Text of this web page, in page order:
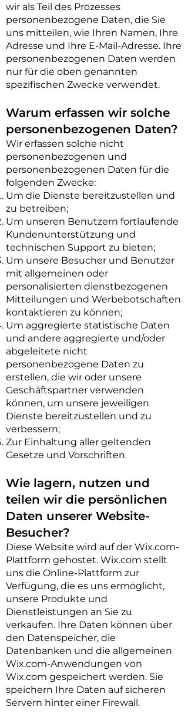
wir als Teil des Prozesses
personenbezogene Daten, die Sie
uns mitteilen, wie Ihren Namen, Ihre
Adresse und Ihre E-Mail-Adresse. Ihre
personenbezogenen Daten werden
nur für die oben genannten
spezifischen Zwecke verwendet.
Warum erfassen wir solche
personenbezogenen Daten?
Wir erfassen solche nicht
personenbezogenen und
personenbezogenen Daten für die
folgenden Zwecke:
Um die Dienste bereitzustellen und
zu betreiben;
Um unseren Benutzern fortlaufende
Kundenunterstützung und
technischen Support zu bieten;
Um unsere Besucher und Benutzer
mit allgemeinen oder
personalisierten dienstbezogenen
Mitteilungen und Werbebotschaften
kontaktieren zu können;
Um aggregierte statistische Daten
und andere aggregierte und/oder
abgeleitete nicht
personenbezogene Daten zu
erstellen, die wir oder unsere
Geschäftspartner verwenden
können, um unsere jeweiligen
Dienste bereitzustellen und zu
verbessern;
Zur Einhaltung aller geltenden
Gesetze und Vorschriften.
Wie lagern, nutzen und
teilen wir die persönlichen
Daten unserer Website-
Besucher?
Diese Website wird auf der Wix.com-
Plattform gehostet. Wix.com stellt
uns die Online-Plattform zur
Verfügung, die es uns ermöglicht,
unsere Produkte und
Dienstleistungen an Sie zu
verkaufen. Ihre Daten können über
den Datenspeicher, die
Datenbanken und die allgemeinen
Wix.com-Anwendungen von
Wix.com gespeichert werden. Sie
speichern Ihre Daten auf sicheren
Servern hinter einer Firewall.